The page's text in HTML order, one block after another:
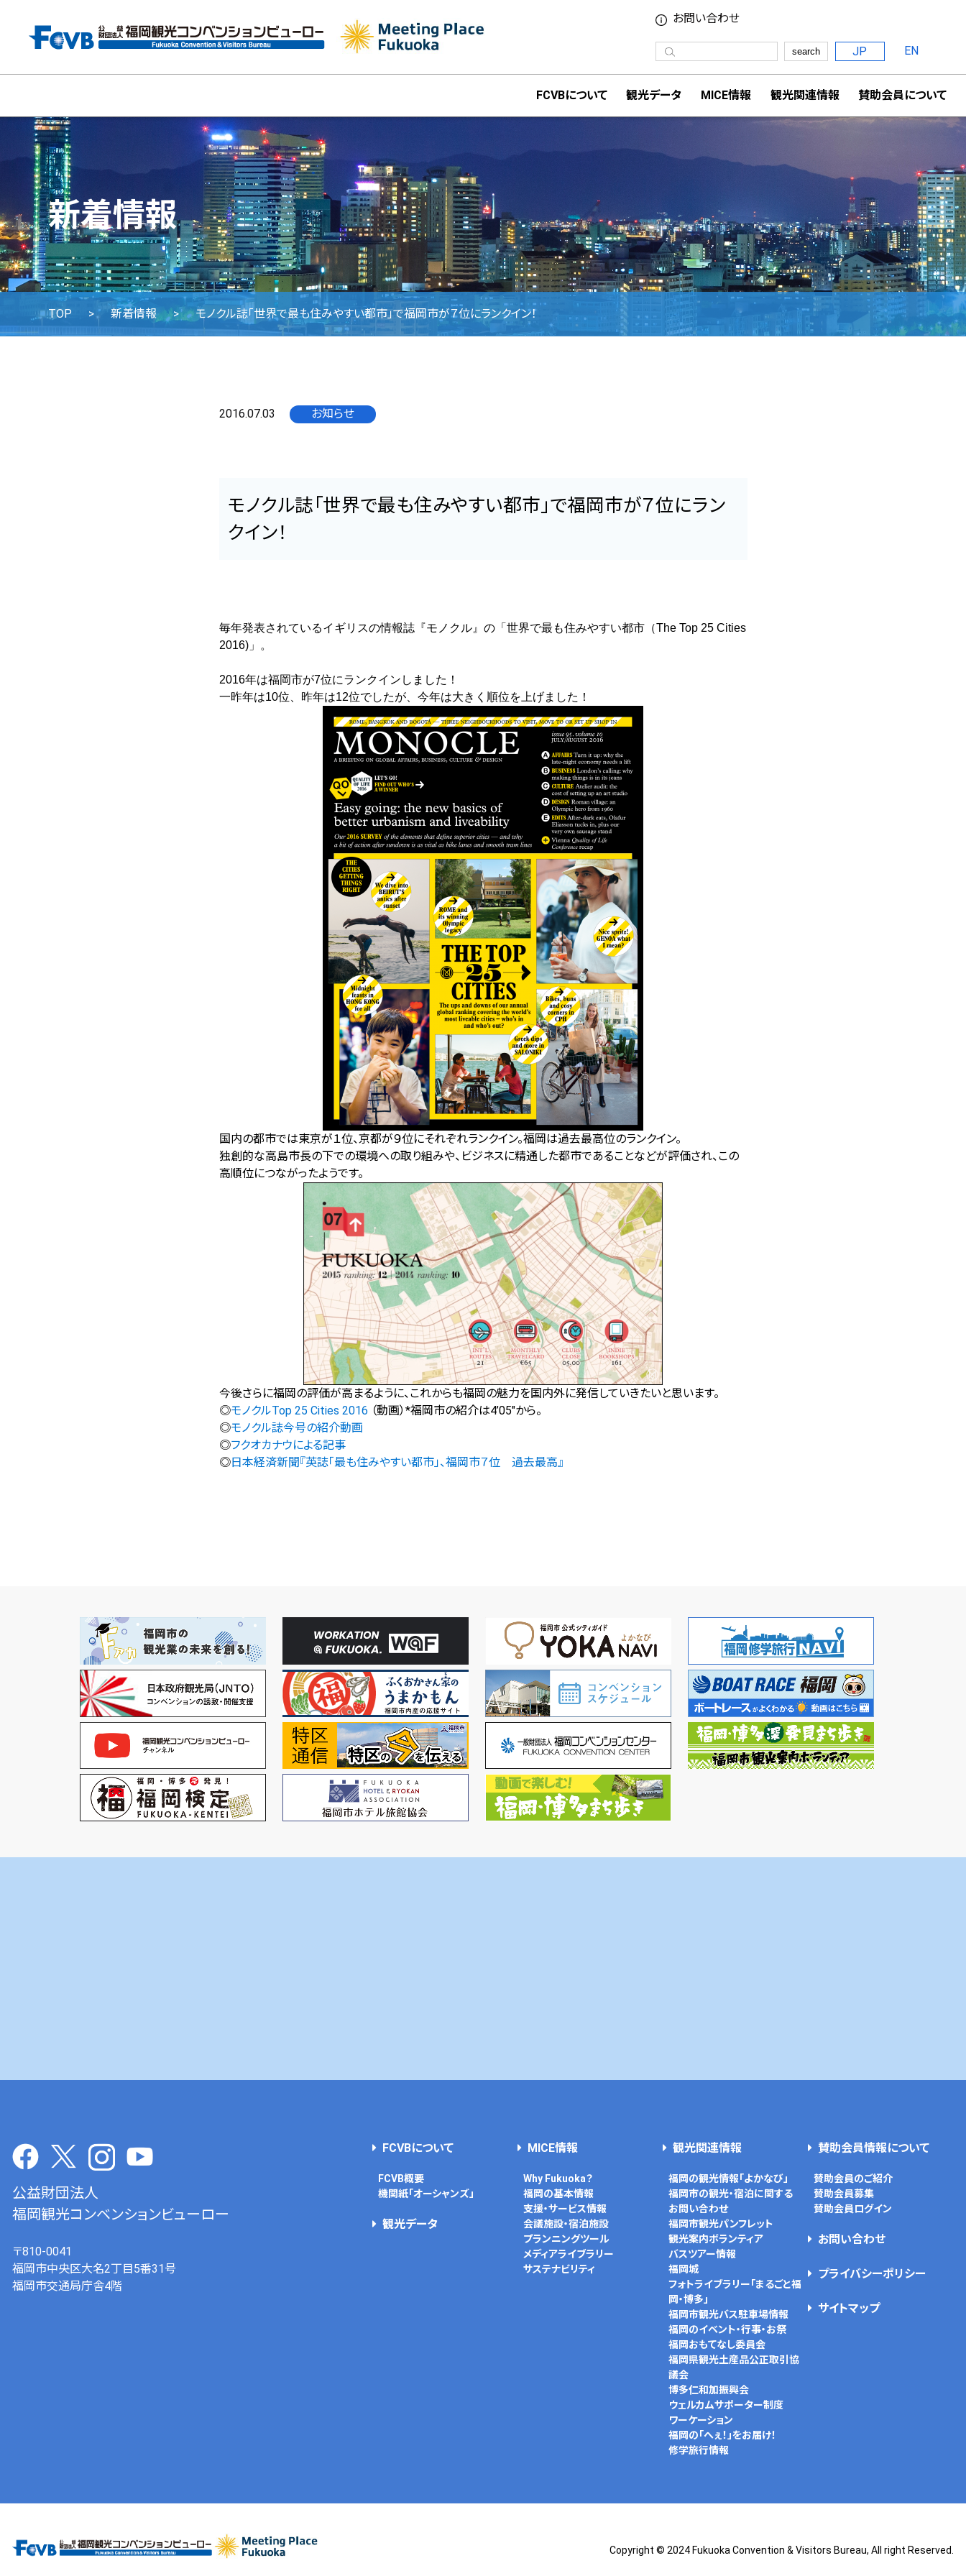
お問い合わせ
search JP EN
FCVBについて 観光データ MICE情報 観光関連情報 賛助会員について
新着情報
TOP 新着情報 モノクル誌「世界で最も住みやすい都市」で福岡市が７位にランクイン！
2016.07.03 お知らせ
モノクル誌「世界で最も住みやすい都市」で福岡市が７位にラン
クイン！
毎年発表されているイギリスの情報誌『モノクル』の「世界で最も住みやすい都市（The Top 25 Cities
2016)」。
2016年は福岡市が7位にランクインしました！
一昨年は10位、昨年は12位でしたが、今年は大きく順位を上げました！
国内の都市では東京が１位、京都が９位にそれぞれランクイン。福岡は過去最高位のランクイン。
独創的な高島市長の下での環境への取り組みや、ビジネスに精通した都市であることなどが評価され、この
高順位につながったようです。
今後さらに福岡の評価が高まるように、これからも福岡の魅力を国内外に発信していきたいと思います。
◎モノクルTop 25 Cities 2016 （動画）*福岡市の紹介は4’05″から。
◎モノクル誌今号の紹介動画
◎フクオカナウによる記事
◎日本経済新聞『英誌「最も住みやすい都市」、福岡市７位 過去最高』
公益財団法人
福岡観光コンベンションビューロー
〒810-0041
福岡市中央区大名2丁目5番31号
福岡市交通局庁舎4階
FCVBについて
FCVB概要
機関紙「オーシャンズ」
観光データ
MICE情報
Why Fukuoka？
福岡の基本情報
支援・サービス情報
会議施設・宿泊施設
プランニングツール
メディアライブラリー
サステナビリティ
観光関連情報
福岡の観光情報「よかなび」
福岡市の観光・宿泊に関する
お問い合わせ
福岡市観光パンフレット
観光案内ボランティア
バスツアー情報
福岡城
フォトライブラリー「まるごと福
岡・博多」
福岡市観光バス駐車場情報
福岡のイベント・行事・お祭
福岡おもてなし委員会
福岡県観光土産品公正取引協
議会
博多仁和加振興会
ウェルカムサポーター制度
ワーケーション
福岡の「へぇ！」をお届け！
修学旅行情報
賛助会員情報について
賛助会員のご紹介
賛助会員募集
賛助会員ログイン
お問い合わせ
プライバシーポリシー
サイトマップ
Copyright © 2024 Fukuoka Convention & Visitors Bureau, All right Reserved.